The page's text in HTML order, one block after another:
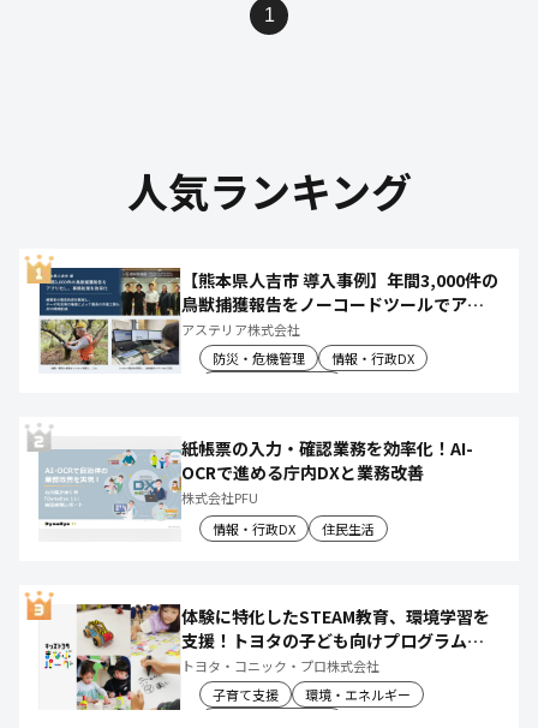
1
人気ランキング
【熊本県人吉市 導入事例】年間3,000件の
鳥獣捕獲報告をノーコードツールでアプ
リ化し、月50時間の庁内作業を削減
アステリア株式会社
防災・危機管理
情報・行政DX
紙帳票の入力・確認業務を効率化！AI-
OCRで進める庁内DXと業務改善
株式会社PFU
情報・行政DX
住民生活
体験に特化したSTEAM教育、環境学習を
支援！トヨタの子ども向けプログラムで
社会や将来について楽しく学べる体験機
会を創出
トヨタ・コニック・プロ株式会社
子育て支援
環境・エネルギー